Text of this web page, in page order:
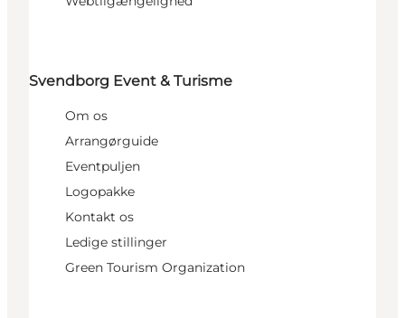
Svendborg Event & Turisme
Om os
Arrangørguide
Eventpuljen
Logopakke
Kontakt os
Ledige stillinger
Green Tourism Organization